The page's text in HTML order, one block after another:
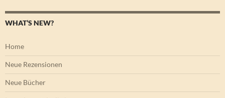
WHAT’S NEW?
Home
Neue Rezensionen
Neue Bücher